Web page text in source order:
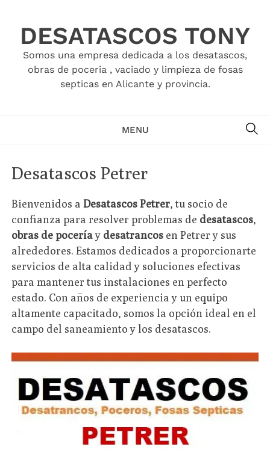
contentDESATASCOS TONY
Somos una empresa dedicada a los desatascos,
obras de poceria , vaciado y limpieza de fosas
septicas en Alicante y provincia.
MENU
Desatascos Petrer
Bienvenidos aDesatascos Petrer, tu socio de
confianza para resolver problemas de desatascos,
obras de poceríay desatrancos en Petrer y sus
alrededores. Estamos dedicados a proporcionarte
servicios de alta calidad y soluciones efectivas
para mantener tus instalaciones en perfecto
estado. Con años de experiencia y un equipo
altamente capacitado, somos la opción ideal en el
campo del saneamiento y los desatascos.